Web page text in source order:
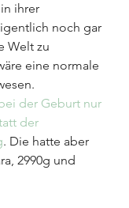
ihrer
noch gar
Welt zu
eine normale
der Geburt nur
der
. Die hatte aber
2990g und